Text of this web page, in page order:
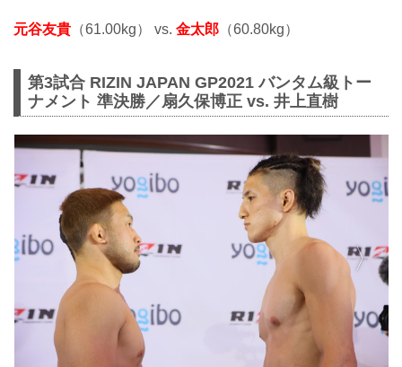
元谷友貴 （61.00kg） vs. 金太郎 （60.80kg）
第3試合 RIZIN JAPAN GP2021 バンタム級トー
ナメント 準決勝／扇久保博正 vs. 井上直樹